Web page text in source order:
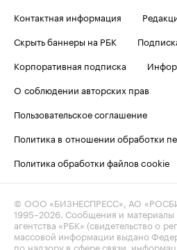
Контактная информация
Скрыть баннеры на РБК
Корпоративная подписка
О соблюдении авторских прав
Пользовательское соглашение
Политика в отношении обработки
Политика обработки файлов cookie
© ООО «БИЗНЕСПРЕСС», АО
1995–2026 . Сообщения и
агентства «РБК» (свидетельство о
массовой информации выдано
по надзору в сфере связи,